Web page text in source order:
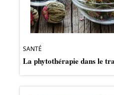
SANTÉ
La phytothérapie dans le